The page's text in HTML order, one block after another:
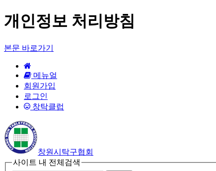
개인정보 처리방침
본문 바로가기
메뉴얼
회원가입
로그인
창탁클럽
창원시탁구협회
사이트 내 전체검색